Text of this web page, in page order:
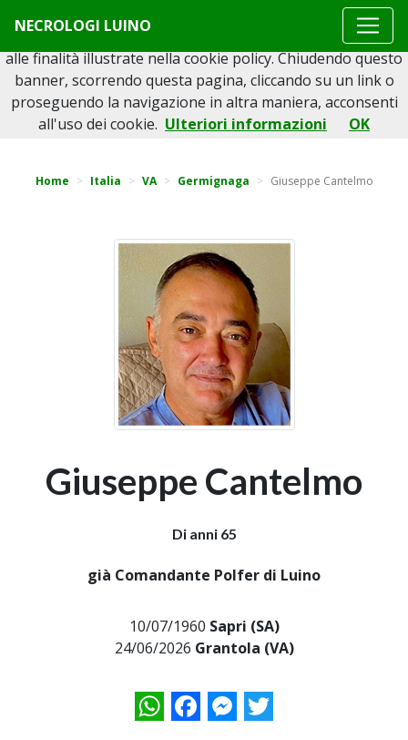
NECROLOGI LUINO
Torna indietro
Home Italia VA Germignaga Giuseppe Cantelmo
Giuseppe Cantelmo
Di anni 65
già Comandante Polfer di Luino
10/07/1960 Sapri (SA)
24/06/2026 Grantola (VA)
WhatsAppFacebookMessenger
Twitter
Questo sito o gli strumenti terzi da questo utilizzati si
avvalgono di cookie necessari al funzionamento ed utili
alle finalità illustrate nella cookie policy. Chiudendo questo
banner, scorrendo questa pagina, cliccando su un link o
proseguendo la navigazione in altra maniera, acconsenti
all'uso dei cookie. Ulteriori informazioni OK